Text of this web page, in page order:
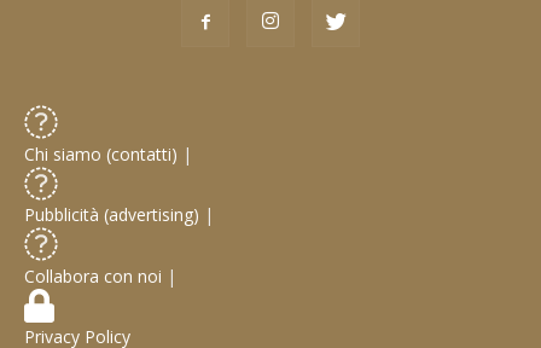
Chi siamo (contatti) |
Pubblicità (advertising) |
Collabora con noi |
Privacy Policy